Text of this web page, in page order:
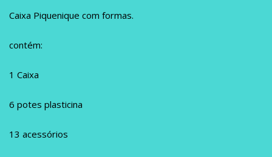
Caixa Piquenique com formas.
contém:
1 Caixa
6 potes plasticina
13 acessórios